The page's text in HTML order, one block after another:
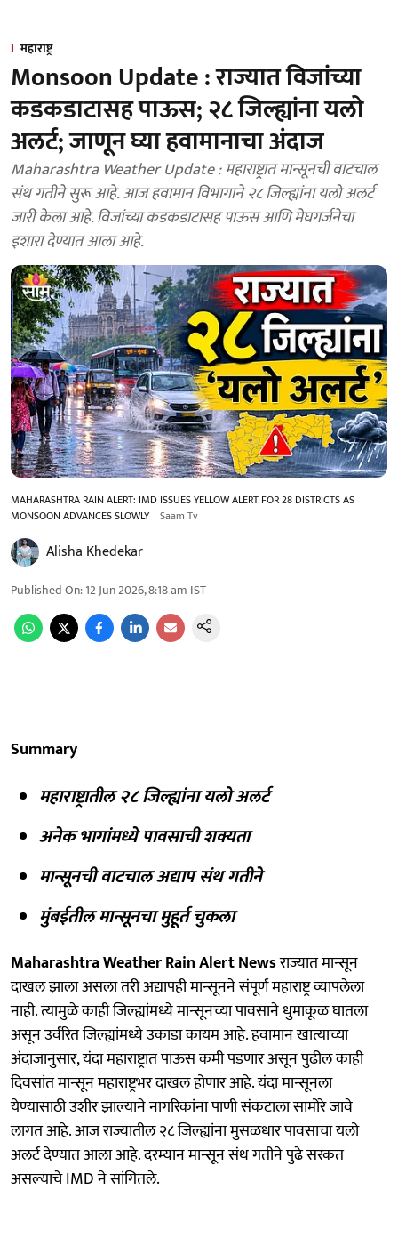
महाराष्ट्र
Monsoon Update : राज्यात विजांच्या
कडकडाटासह पाऊस; २८ जिल्ह्यांना यलो
अलर्ट; जाणून घ्या हवामानाचा अंदाज
Maharashtra Weather Update : महाराष्ट्रात मान्सूनची वाटचाल
संथ गतीने सुरू आहे. आज हवामान विभागाने २८ जिल्ह्यांना यलो अलर्ट
जारी केला आहे. विजांच्या कडकडाटासह पाऊस आणि मेघगर्जनेचा
इशारा देण्यात आला आहे.
MAHARASHTRA RAIN ALERT: IMD ISSUES YELLOW ALERT FOR 28 DISTRICTS AS
MONSOON ADVANCES SLOWLY Saam Tv
Alisha Khedekar
Published On:12 Jun 2026, 8:18 am IST
Summary
महाराष्ट्रातील २८ जिल्ह्यांना यलो अलर्ट
अनेक भागांमध्ये पावसाची शक्यता
मान्सूनची वाटचाल अद्याप संथ गतीने
मुंबईतील मान्सूनचा मुहूर्त चुकला
Maharashtra Weather Rain Alert Newsराज्यात मान्सून
दाखल झाला असला तरी अद्यापही मान्सूनने संपूर्ण महाराष्ट्र व्यापलेला
नाही. त्यामुळे काही जिल्ह्यांमध्ये मान्सूनच्या पावसाने धुमाकूळ घातला
असून उर्वरित जिल्ह्यांमध्ये उकाडा कायम आहे. हवामान खात्याच्या
अंदाजानुसार, यंदा महाराष्ट्रात पाऊस कमी पडणार असून पुढील काही
दिवसांत मान्सून महाराष्ट्रभर दाखल होणार आहे. यंदा मान्सूनला
येण्यासाठी उशीर झाल्याने नागरिकांना पाणी संकटाला सामोरे जावे
लागत आहे. आज राज्यातील २८ जिल्ह्यांना मुसळधार पावसाचा यलो
अलर्ट देण्यात आला आहे. दरम्यान मान्सून संथ गतीने पुढे सरकत
असल्याचे IMD ने सांगितले.